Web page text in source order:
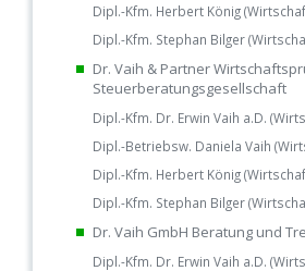
Dipl.-Kfm. Herbert König
Dipl.-Kfm. Stephan Bilger
Dr. Vaih & Partner
Steuerberatungs­gesell­schaft
Dipl.-Kfm. Dr. Erwin Vaih a.D.
Dipl.-Betriebsw. Daniela Vaih
Dipl.-Kfm. Herbert König
Dipl.-Kfm. Stephan Bilger
Dr. Vaih GmbH Beratung und
Dipl.-Kfm. Dr. Erwin Vaih a.D.